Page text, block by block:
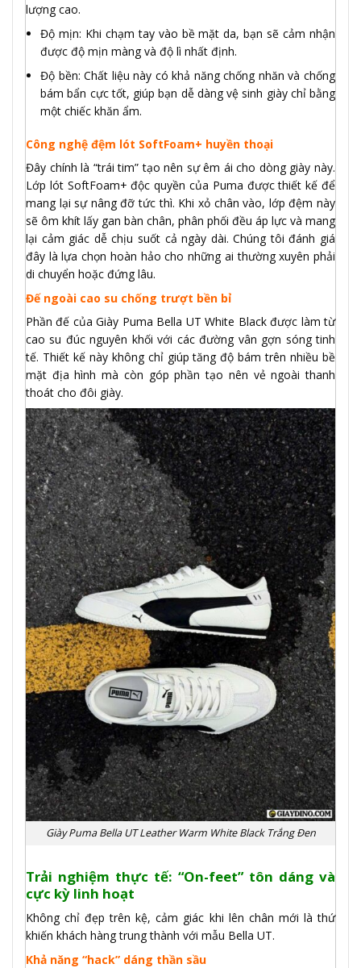
lượng cao.
Độ mịn: Khi chạm tay vào bề mặt da, bạn sẽ cảm nhận
được độ mịn màng và độ lì nhất định.
Độ bền: Chất liệu này có khả năng chống nhăn và chống
bám bẩn cực tốt, giúp bạn dễ dàng vệ sinh giày chỉ bằng
một chiếc khăn ẩm.
Công nghệ đệm lót SoftFoam+ huyền thoại
Đây chính là “trái tim” tạo nên sự êm ái cho dòng giày này.
Lớp lót SoftFoam+ độc quyền của Puma được thiết kế để
mang lại sự nâng đỡ tức thì. Khi xỏ chân vào, lớp đệm này
sẽ ôm khít lấy gan bàn chân, phân phối đều áp lực và mang
lại cảm giác dễ chịu suốt cả ngày dài. Chúng tôi đánh giá
đây là lựa chọn hoàn hảo cho những ai thường xuyên phải
di chuyển hoặc đứng lâu.
Đế ngoài cao su chống trượt bền bỉ
Phần đế của Giày Puma Bella UT White Black được làm từ
cao su đúc nguyên khối với các đường vân gợn sóng tinh
tế. Thiết kế này không chỉ giúp tăng độ bám trên nhiều bề
mặt địa hình mà còn góp phần tạo nên vẻ ngoài thanh
thoát cho đôi giày.
Giày Puma Bella UT Leather Warm White Black Trắng Đen
Trải nghiệm thực tế: “On-feet” tôn dáng và
cực kỳ linh hoạt
Không chỉ đẹp trên kệ, cảm giác khi lên chân mới là thứ
khiến khách hàng trung thành với mẫu Bella UT.
Khả năng “hack” dáng thần sầu